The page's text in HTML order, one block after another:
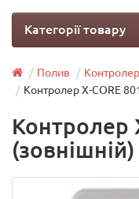
Категорії товару
Полив
Контролер X-CORE
Контролер